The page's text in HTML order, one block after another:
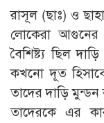
রাসূল (ছাঃ) ও
লোকেরা আগুনের
বৈশিষ্ট্য ছিল
কখনো দূত
তাদের দাড়ি
তাদেরকে এর